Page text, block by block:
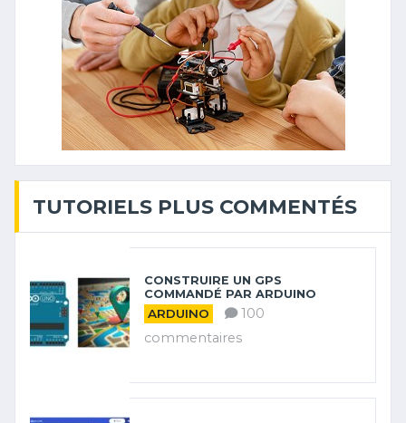
TUTORIELS PLUS COMMENTÉS
CONSTRUIRE UN GPS
COMMANDÉ PAR ARDUINO
ARDUINO
100
commentaires